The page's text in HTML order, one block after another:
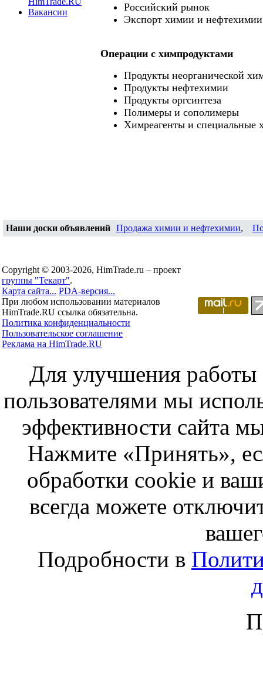
Вакансии
Российский рынок
Экспорт химии и нефтехимии
Операции c химпродуктами
Продукты неорганической
Продукты нефтехимии
Продукты оргсинтеза
Полимеры и сополимеры
Химреагенты и специальные
Наши доски объявлений Продажа химии и нефтехимии,
Copyright © 2003-2026, HimTrade.ru – проект
группы "Текарт".
Карта сайта... PDA-версия...
При любом использовании материалов
HimTrade.RU ссылка обязательна.
Политика конфиденциальности
Пользовательское соглашение
Реклама на HimTrade.RU
Для улучшения работы
пользователями мы
эффективности сайта
Нажмите «Принять»,
обработки cookie и
всегда можете
Подробности в